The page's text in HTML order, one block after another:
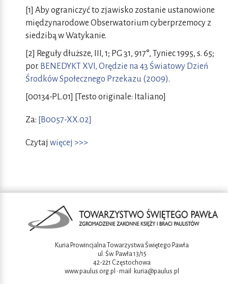
[1] Aby ograniczyć to zjawisko zostanie ustanowione
międzynarodowe Obserwatorium cyberprzemocy z
siedzibą w Watykanie.
[2] Reguły dłuższe, III, 1; PG 31, 917°, Tyniec 1995, s. 65;
por. BENEDYKT XVI, Orędzie na 43 Światowy Dzień
Środków Społecznego Przekazu (2009).
[00134-PL.01] [Testo originale: Italiano]
Za: [B0057-XX.02]
Czytaj więcej >>>
Kuria Prowincjalna Towarzystwa Świętego Pawła
ul. Św. Pawła 13/15
42-221 Częstochowa
www.paulus.org.pl • mail: kuria@paulus.pl